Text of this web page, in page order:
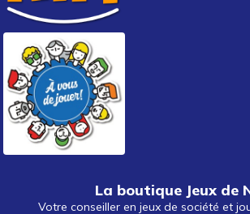
La boutique Jeux de
Votre conseiller en jeux de société et